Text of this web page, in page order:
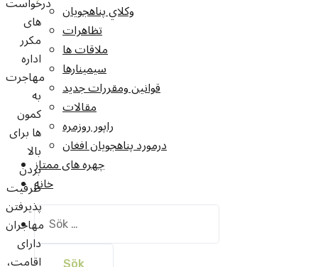
وکلاي پناهجويان
تظاهرات
ملاقات ها
سيمينارها
قوانين ومقررات جديد
مقالات
راپور روزمره
درمورد پناهجويان افغان
چهره های ممتاز
خانه
Sök
efter:
های
مکرر
اداره
مهاجرت
به
کمون
ها برای
بالا
بردن
ظرفیت
پذیرفتن
مهاجران
دارای
اقامت،